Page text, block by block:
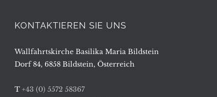
KONTAKTIEREN SIE UNS
Wallfahrtskirche Basilika Maria Bildstein
Dorf 84, 6858 Bildstein, Österreich
T +43 (0) 5572 58367